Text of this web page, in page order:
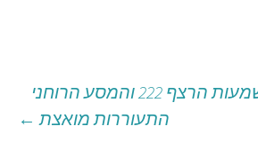
222 והמסע הרוחני
התעוררות מואצת ←